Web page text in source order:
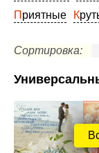
Приятные
Сортировка: